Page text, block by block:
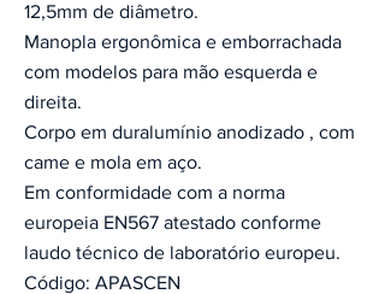
12,5mm de diâmetro.
Manopla ergonômica e emborrachada
com modelos para mão esquerda e
direita.
Corpo em duralumínio anodizado , com
came e mola em aço.
Em conformidade com a norma
europeia EN567 atestado conforme
laudo técnico de laboratório europeu.
Código: APASCEN